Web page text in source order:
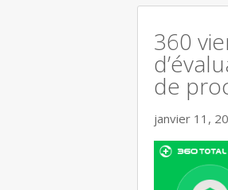
360
de
janvier 11,